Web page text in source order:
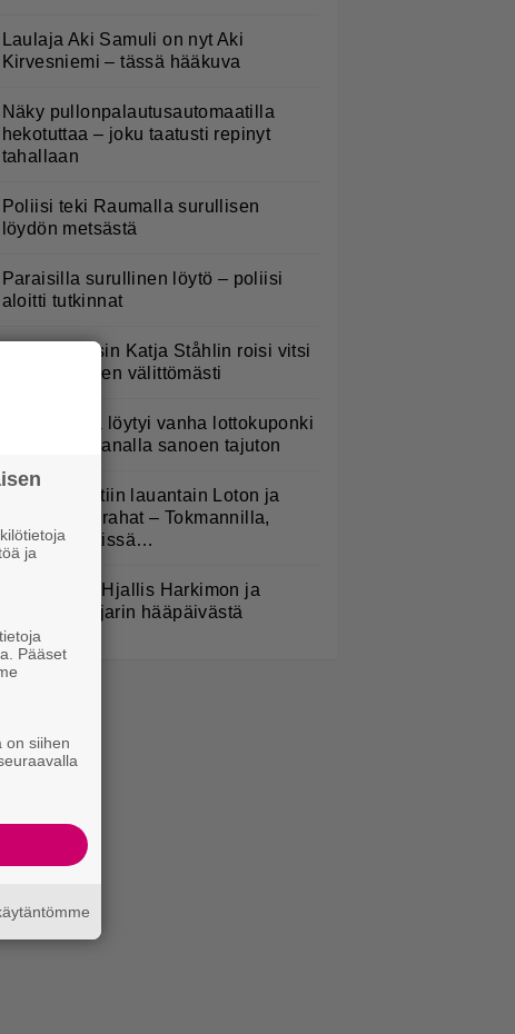
Laulaja Aki Samuli on nyt Aki
Kirvesniemi – tässä hääkuva
Näky pullonpalautusautomaatilla
hekotuttaa – joku taatusti repinyt
tahallaan
Poliisi teki Raumalla surullisen
löydön metsästä
Paraisilla surullinen löytö – poliisi
aloitti tutkinnat
Elämäni biisin Katja Ståhlin roisi vitsi
suututti somen välittömästi
Lompakosta löytyi vanha lottokuponki
– voitto oli sanalla sanoen tajuton
Täällä pelattiin lauantain Loton ja
Jokerin isot rahat – Tokmannilla,
ABC:lla, netissä…
Lisää kuvia Hjallis Harkimon ja
Jasmine Pajarin hääpäivästä
ja
Pääset
on siihen